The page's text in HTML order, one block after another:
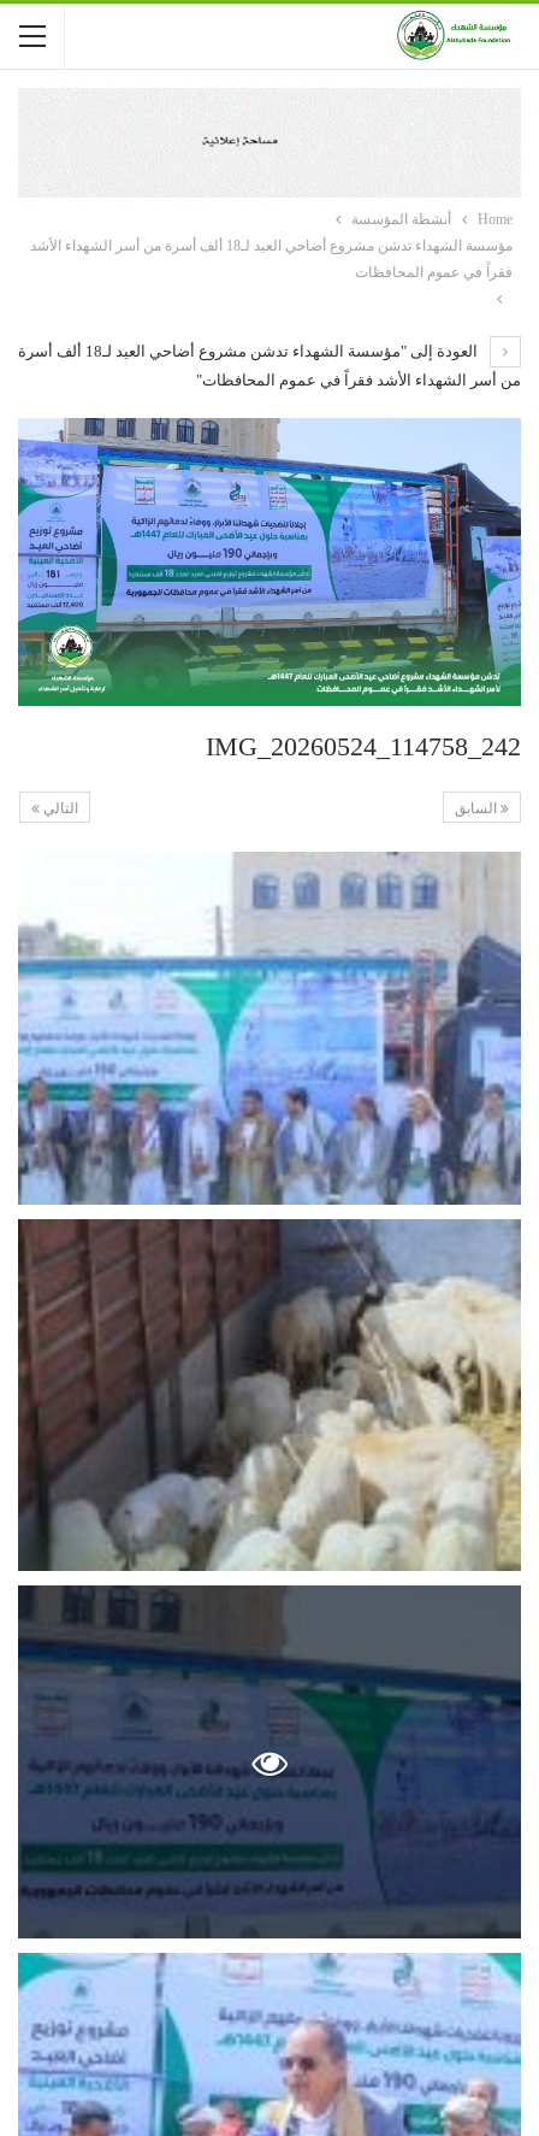
Home
أنشطة المؤسسة
مؤسسة الشهداء تدشن مشروع أضاحي العيد لـ18 ألف أسرة من أسر الشهداء الأشد
فقراً في عموم المحافظات
العودة إلى "مؤسسة الشهداء تدشن مشروع أضاحي العيد لـ18 ألف أسرة
من أسر الشهداء الأشد فقراً في عموم المحافظات"
IMG_20260524_114758_242
التالي السابق